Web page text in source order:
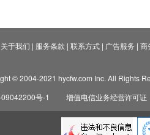
关于我们 | 服务条款 | 联系方式| 广告服务 | 商
© 2004-2021 hycfw.com Inc. All Rights
号-1
增值电信业务经营许可